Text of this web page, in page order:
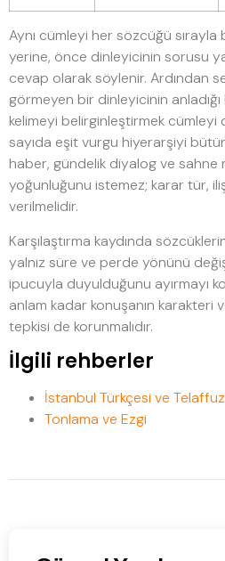
Aynı cümleyi her sözcüğü sırayla
yerine, önce dinleyicinin sorusu
cevap olarak söylenir. Ardından
görmeyen bir dinleyicinin anladığı
kelimeyi belirginleştirmek cümleyi
sayıda eşit vurgu hiyerarşiyi
haber, gündelik diyalog ve sahne
yoğunluğunu istemez; karar tür,
verilmelidir.
Karşılaştırma kaydında
yalnız süre ve perde yönünü
ipucuyla duyulduğunu ayırmayı
anlam kadar konuşanın karakteri
tepkisi de korunmalıdır.
İlgili rehberler
İstanbul Türkçesi ve Telaffuz
Tonlama ve Ezgi